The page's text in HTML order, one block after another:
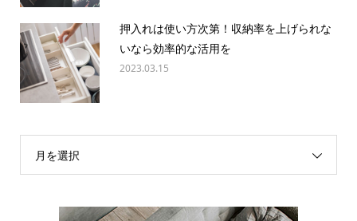
押入れは使い方次第！収納率を上げられな
いなら効率的な活用を
2023.03.15
月を選択